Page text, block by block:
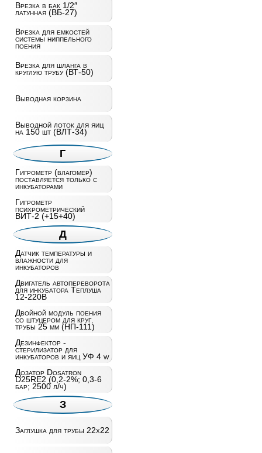
Врезка в бак 1/2″
латунная (ВБ-27)
Врезка для емкостей
системы ниппельного
поения
Врезка для шланга в
круглую трубу (ВТ-50)
Выводная корзина
Выводной лоток для яиц
на 150 шт (ВЛТ-34)
Г
Гигрометр (влагомер)
поставляется только с
инкубаторами
Гигрометр
психрометрический
ВИТ-2 (+15+40)
Д
Датчик температуры и
влажности для
инкубаторов
Двигатель автопереворота
для инкубатора Теплуша
12-220В
Двойной модуль поения
со штуцером для круг.
трубы 25 мм (НП-111)
Дезинфектор -
стерилизатор для
инкубаторов и яиц УФ 4 w
Дозатор Dosatron
D25RE2 (0,2-2%; 0,3-6
бар; 2500 л/ч)
З
Заглушка для трубы 22х22